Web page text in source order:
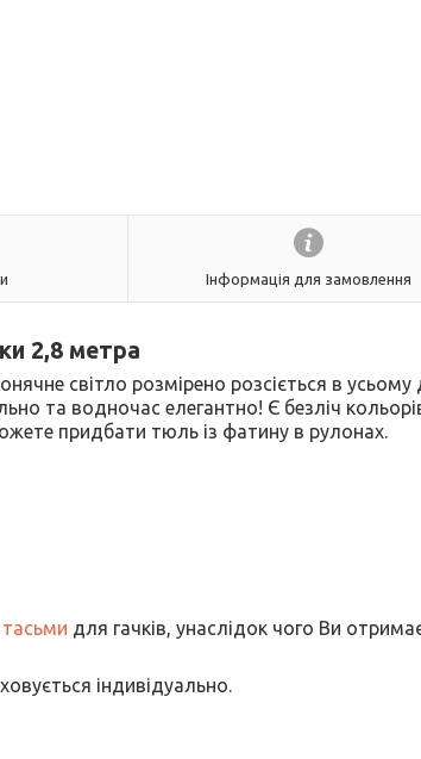
Інформація для замовлення
2,8 метра
світло розмірено розсіється в усьому
та водночас елегантно! Є безліч
придбати тюль із фатину в рулонах.
тасьми для гачків, унаслідок чого Ви
індивідуально.